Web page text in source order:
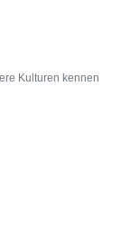
Kulturen kennen